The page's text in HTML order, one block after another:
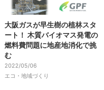
大阪ガスが早生樹の植林スタ
ート！ 木質バイオマス発電の
燃料費問題に地産地消化で挑
む
2022/05/06
エコ・地域づくり